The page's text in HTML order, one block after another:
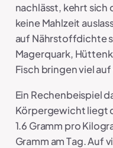
nachlässt, kehrt sich
keine Mahlzeit
auf Nährstoffdichte
Magerquark,
Fisch bringen viel
Ein Rechenbeispiel
Körpergewicht liegt
1.6 Gramm pro
Gramm am Tag. Auf